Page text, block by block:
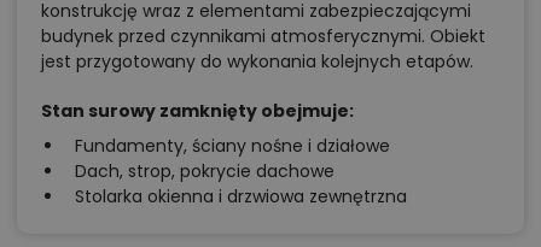
konstrukcję wraz z elementami zabezpieczającymi
budynek przed czynnikami atmosferycznymi. Obiekt
jest przygotowany do wykonania kolejnych etapów.
Stan surowy zamknięty obejmuje:
Fundamenty, ściany nośne i działowe
Dach, strop, pokrycie dachowe
Stolarka okienna i drzwiowa zewnętrzna